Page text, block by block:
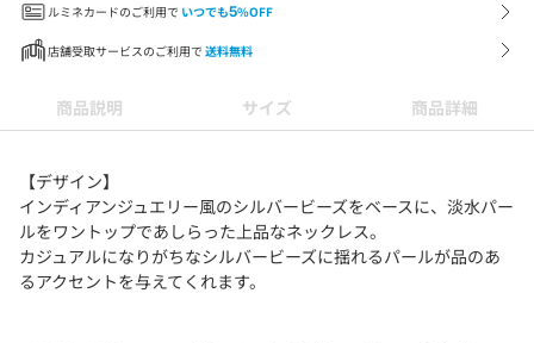
ルミネカードのご利用で いつでも5%OFF
店舗受取サービスのご利用で 送料無料
商品説明 サイズ 商品詳細
【デザイン】
インディアンジュエリー風のシルバービーズをベースに、淡水パー
ルをワントップであしらった上品なネックレス。
カジュアルになりがちなシルバービーズに揺れるパールが品のあ
るアクセントを与えてくれます。